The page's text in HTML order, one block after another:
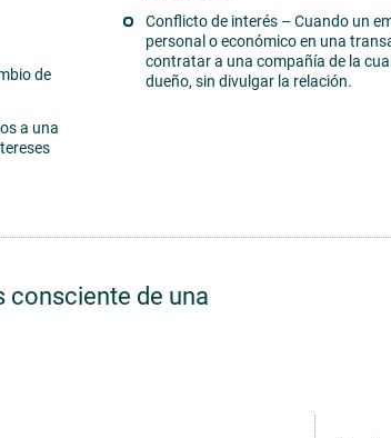
de
a una
Conflicto de interés – Cuando un
personal o económico en una
contratar a una compañía de la
dueño, sin divulgar la relación.
consciente de una